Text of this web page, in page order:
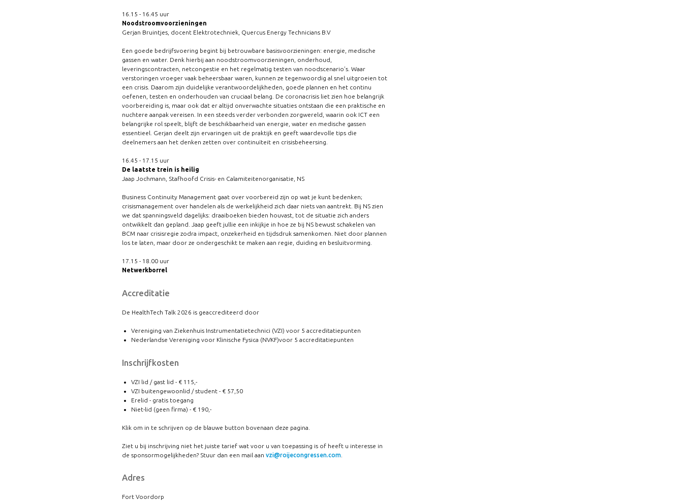
16.15 - 16.45 uur
Noodstroomvoorzieningen
Gerjan Bruintjes, docent Elektrotechniek, Quercus Energy Technicians B.V
Een goede bedrijfsvoering begint bij betrouwbare basisvoorzieningen: energie, medische
gassen en water. Denk hierbij aan noodstroomvoorzieningen, onderhoud,
leveringscontracten, netcongestie en het regelmatig testen van noodscenario’s. Waar
verstoringen vroeger vaak beheersbaar waren, kunnen ze tegenwoordig al snel uitgroeien tot
een crisis. Daarom zijn duidelijke verantwoordelijkheden, goede plannen en het continu
oefenen, testen en onderhouden van cruciaal belang. De coronacrisis liet zien hoe belangrijk
voorbereiding is, maar ook dat er altijd onverwachte situaties ontstaan die een praktische en
nuchtere aanpak vereisen. In een steeds verder verbonden zorgwereld, waarin ook ICT een
belangrijke rol speelt, blijft de beschikbaarheid van energie, water en medische gassen
essentieel. Gerjan deelt zijn ervaringen uit de praktijk en geeft waardevolle tips die
deelnemers aan het denken zetten over continuïteit en crisisbeheersing.
16.45 - 17.15 uur
De laatste trein is heilig
Jaap Jochmann, Stafhoofd Crisis- en Calamiteitenorganisatie, NS
Business Continuity Management gaat over voorbereid zijn op wat je kunt bedenken;
crisismanagement over handelen als de werkelijkheid zich daar niets van aantrekt. Bij NS zien
we dat spanningsveld dagelijks: draaiboeken bieden houvast, tot de situatie zich anders
ontwikkelt dan gepland. Jaap geeft jullie een inkijkje in hoe ze bij NS bewust schakelen van
BCM naar crisisregie zodra impact, onzekerheid en tijdsdruk samenkomen. Niet door plannen
los te laten, maar door ze ondergeschikt te maken aan regie, duiding en besluitvorming.
17.15 - 18.00 uur
Netwerkborrel
Accreditatie
De HealthTech Talk 2026 is geaccrediteerd door
Vereniging van Ziekenhuis Instrumentatietechnici (VZI) voor 5 accreditatiepunten
Nederlandse Vereniging voor Klinische Fysica (NVKF)voor 5 accreditatiepunten
Inschrijfkosten
VZI lid / gast lid - € 115,-
VZI buitengewoonlid / student - € 57,50
Erelid - gratis toegang
Niet-lid (geen firma) - € 190,-
Klik om in te schrijven op de blauwe button bovenaan deze pagina.
Ziet u bij inschrijving niet het juiste tarief wat voor u van toepassing is of heeft u interesse in
de sponsormogelijkheden? Stuur dan een mail aan vzi@roijecongressen.com
Adres
Fort Voordorp